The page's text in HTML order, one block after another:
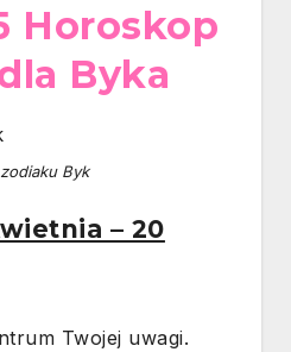
Horoskop
Byka
Byk
– 20
Twojej uwagi.